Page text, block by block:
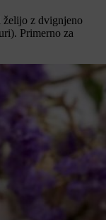
želijo z dvignjeno
Primerno za